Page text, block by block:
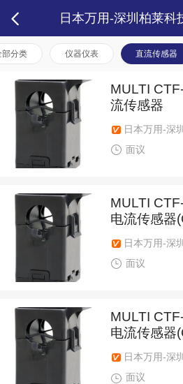
日本万用-深圳柏莱科
部分类 仪器仪表 直流传感器
MULTI
流传感器
日本万用-深
面议
MULTI
电流传感器
日本万用-深
面议
MULTI
电流传感器
日本万用-深
面议